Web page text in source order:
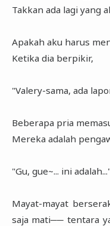
Takkan ada lagi yang
Apakah aku harus
Ketika dia berpikir,
"Valery-sama, ada
Beberapa pria
Mereka adalah
"Gu, gue~... ini
Mayat-mayat
saja mati── tentara